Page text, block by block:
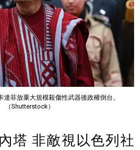
達菲放棄大規模殺傷性武器後政權倒台。
（Shutterstock）
塔 非敵視以色列社